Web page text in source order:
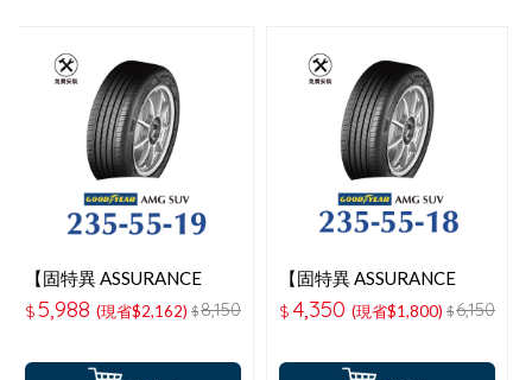
【固特異 ASSURANCE
MAXGUARD SUV】 235-
55-19操控性能輪胎
$ 5,988 (現省$2,162) $8,150
【固特異 ASSURANCE
MAXGUARD SUV】 235-
55-18操控性能輪胎
$4,350 (現省$1,800) $6,150